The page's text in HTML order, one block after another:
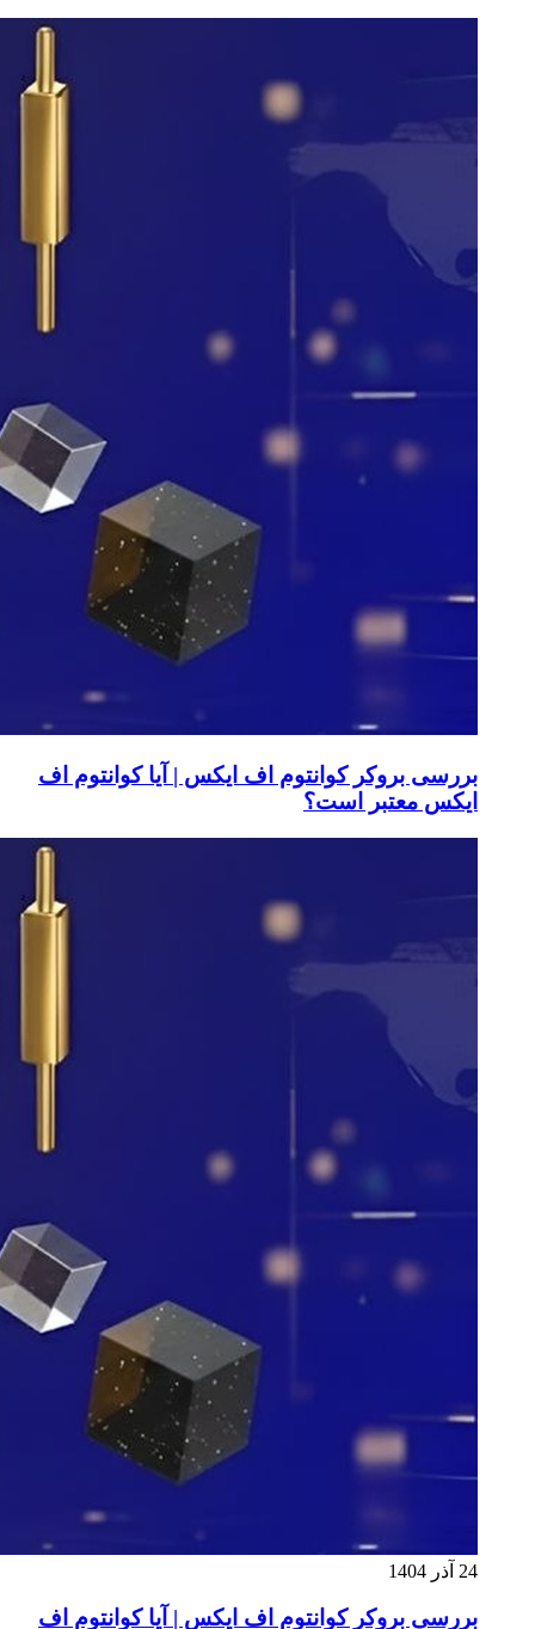
بررسی بروکر کوانتوم اف ایکس | آیا کوانتوم اف
ایکس معتبر است؟
24 آذر 1404
بررسی بروکر کوانتوم اف ایکس | آیا کوانتوم اف